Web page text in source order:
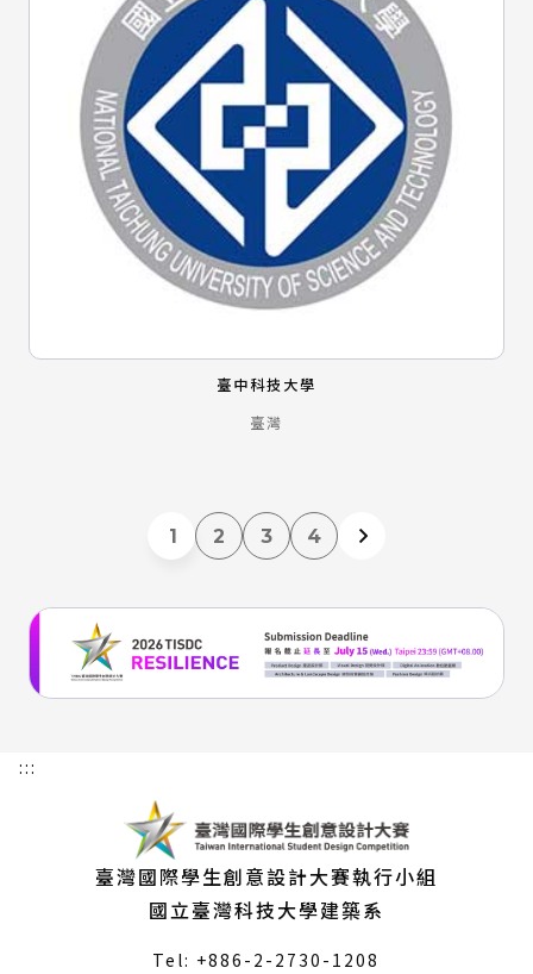
臺中科技大學
臺灣
1 2 3 4
:::
臺灣國際學生創意設計大賽執行小組
國立臺灣科技大學建築系
Tel: +886-2-2730-1208